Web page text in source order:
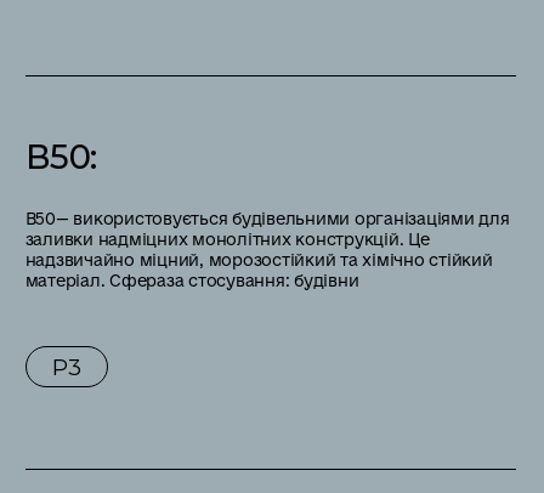
В50:
В50— використовується будівельними організаціями для
заливки надміцних монолітних конструкцій. Це
надзвичайно міцний, морозостійкий та хімічно стійкий
матеріал. Сфераза стосування: будівни
P3